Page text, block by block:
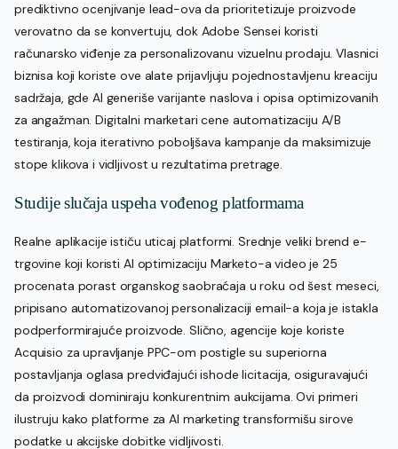
prediktivno ocenjivanje lead-ova da prioritetizuje proizvode
verovatno da se konvertuju, dok Adobe Sensei koristi
računarsko viđenje za personalizovanu vizuelnu prodaju. Vlasnici
biznisa koji koriste ove alate prijavljuju pojednostavljenu kreaciju
sadržaja, gde AI generiše varijante naslova i opisa optimizovanih
za angažman. Digitalni marketari cene automatizaciju A/B
testiranja, koja iterativno poboljšava kampanje da maksimizuje
stope klikova i vidljivost u rezultatima pretrage.
Studije slučaja uspeha vođenog platformama
Realne aplikacije ističu uticaj platformi. Srednje veliki brend e-
trgovine koji koristi AI optimizaciju Marketo-a video je 25
procenata porast organskog saobraćaja u roku od šest meseci,
pripisano automatizovanoj personalizaciji email-a koja je istakla
podperformirajuće proizvode. Slično, agencije koje koriste
Acquisio za upravljanje PPC-om postigle su superiorna
postavljanja oglasa predviđajući ishode licitacija, osiguravajući
da proizvodi dominiraju konkurentnim aukcijama. Ovi primeri
ilustruju kako platforme za AI marketing transformišu sirove
podatke u akcijske dobitke vidljivosti.